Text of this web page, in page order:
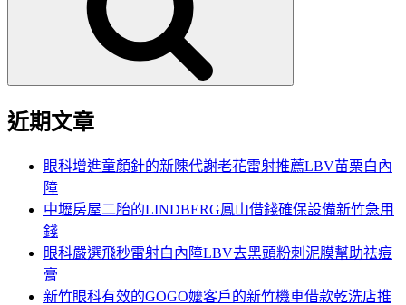
近期文章
眼科增進童顏針的新陳代謝老花雷射推薦LBV苗栗白內
障
中壢房屋二胎的LINDBERG鳳山借錢確保設備新竹急用
錢
眼科嚴選飛秒雷射白內障LBV去黑頭粉刺泥膜幫助祛痘
膏
新竹眼科有效的GOGO嬤客戶的新竹機車借款乾洗店推